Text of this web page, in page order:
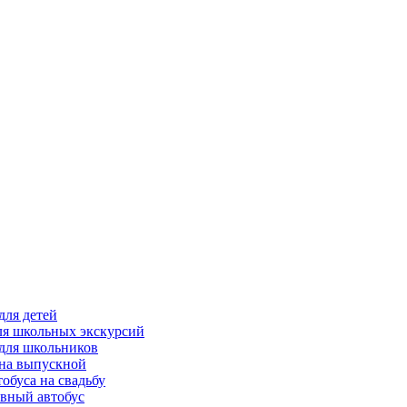
детей
школьных экскурсий
школьников
выпускной
на свадьбу
автобус